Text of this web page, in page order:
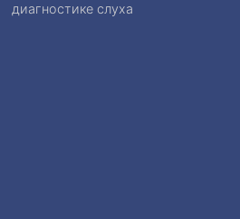
диагностике слуха